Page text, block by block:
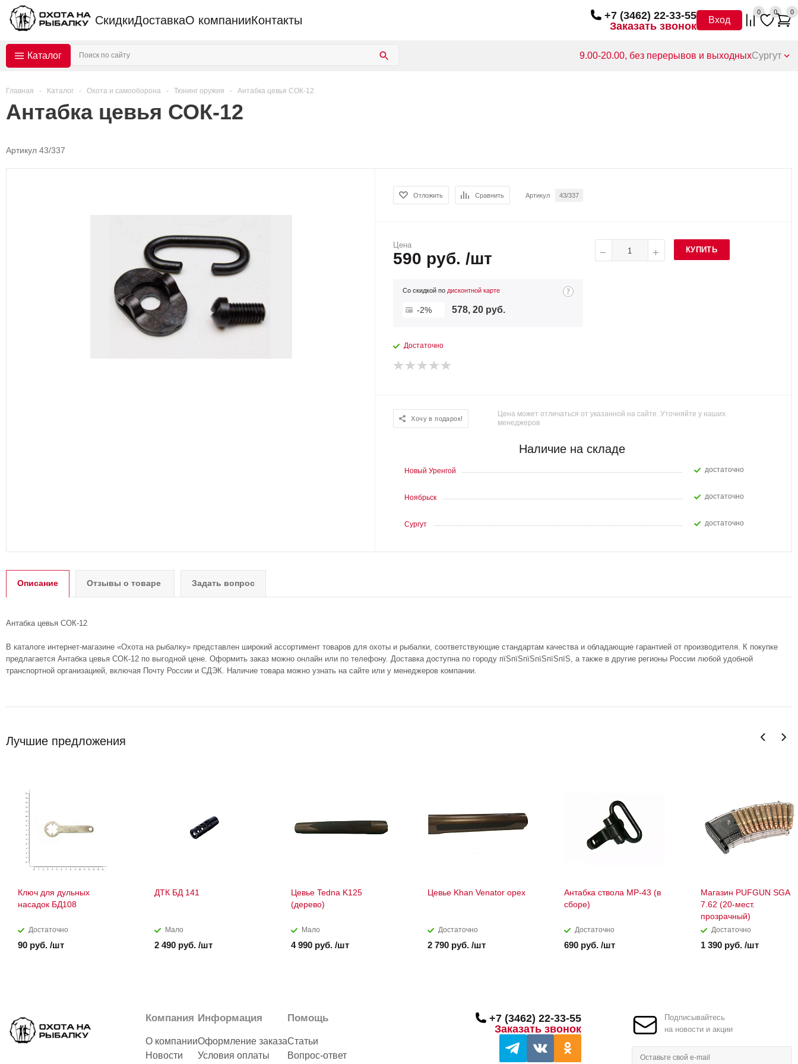
СкидкиДоставкаО компанииКонтакты
+7 (3462) 22-33-55
Заказать звонок
Вход
0 0 0
Каталог 9.00-20.00, без перерывов и выходныхСургут
Главная - Каталог - Охота и самооборона - Тюнинг оружия - Антабка цевья СОК-12
Антабка цевья СОК-12
Артикул 43/337
Отложить Сравнить Артикул 43/337
Цена
590 руб. /шт
Со скидкой подисконтной карте
-2% 578, 20 руб.
Достаточно
КУПИТЬ
Хочу в подарок!
Цена может отличаться от указанной на сайте. Уточняйте у наших
менеджеров
Наличие на складе
Новый Уренгой Достаточно
Ноябрьск Достаточно
Сургут Достаточно
Описание Отзывы о товаре Задать вопрос
Антабка цевья СОК-12
В каталоге интернет-магазине «Охота на рыбалку» представлен широкий ассортимент товаров для охоты и рыбалки, соответствующие стандартам качества и обладающие гарантией от производителя. К покупке
предлагается Антабка цевья СОК-12 по выгодной цене. Оформить заказ можно онлайн или по телефону. Доставка доступна по городу пїЅпїЅпїЅпїЅпїЅпїЅ, а также в другие регионы России любой удобной
транспортной организацией, включая Почту России и СДЭК. Наличие товара можно узнать на сайте или у менеджеров компании.
Лучшие предложения
Ключ для дульных
насадок БД108
Достаточно
90 руб. /шт
ДТК БД 141
Мало
2 490 руб. /шт
Цевье Tedna K125
(дерево)
Мало
4 990 руб. /шт
Цевье Khan Venator орех
Достаточно
2 790 руб. /шт
Антабка ствола МР-43 (в
сборе)
Достаточно
690 руб. /шт
Магазин PUFGUN SGA
7.62 (20-мест.
прозрачный)
Достаточно
1 390 руб. /шт
Компания
О компании
Новости
Информация
Оформление заказа
Условия оплаты
Помощь
Статьи
Вопрос-ответ
+7 (3462) 22-33-55
Заказать звонок
Подписывайтесь
на новости и акции